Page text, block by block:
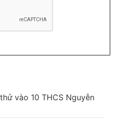
vào 10 THCS Nguyễn